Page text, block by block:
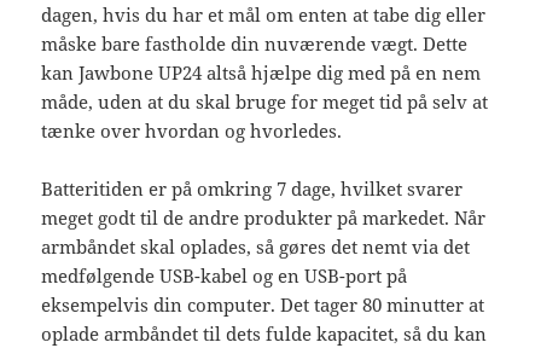
dagen, hvis du har et mål om enten at tabe dig eller
måske bare fastholde din nuværende vægt. Dette
kan Jawbone UP24 altså hjælpe dig med på en nem
måde, uden at du skal bruge for meget tid på selv at
tænke over hvordan og hvorledes.
Batteritiden er på omkring 7 dage, hvilket svarer
meget godt til de andre produkter på markedet. Når
armbåndet skal oplades, så gøres det nemt via det
medfølgende USB-kabel og en USB-port på
eksempelvis din computer. Det tager 80 minutter at
oplade armbåndet til dets fulde kapacitet, så du kan